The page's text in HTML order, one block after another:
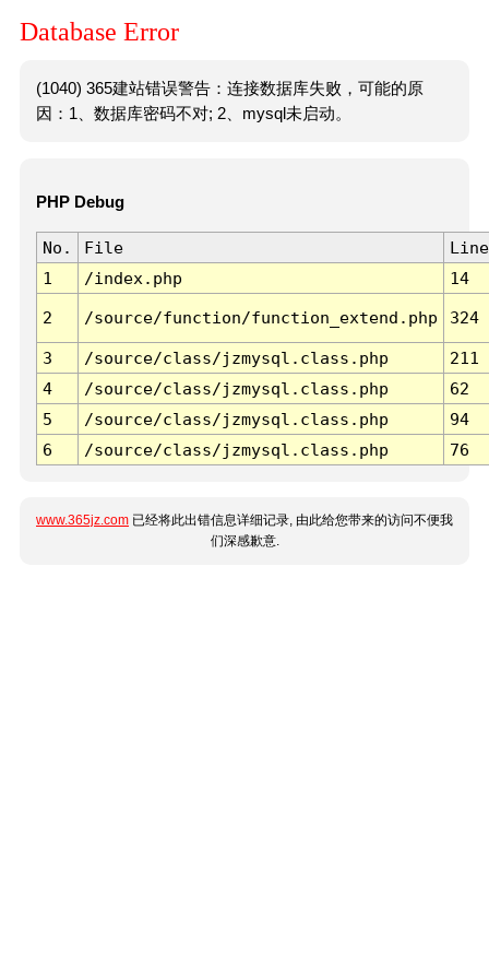
Database Error
(1040) 365建站错误警告：连接数据库失败，可能的原
因：1、数据库密码不对; 2、mysql未启动。
PHP Debug
No. File
Line
1
/index.php 14
2 /source/function/function_extend.php 324
3 /source/class/jzmysql.class.php
211
4
/source/class/jzmysql.class.php
62
5
/source/class/jzmysql.class.php
94
6
/source/class/jzmysql.class.php 76
www.365jz.com 已经将此出错信息详细记录, 由此给您带来的访问不便我
们深感歉意.